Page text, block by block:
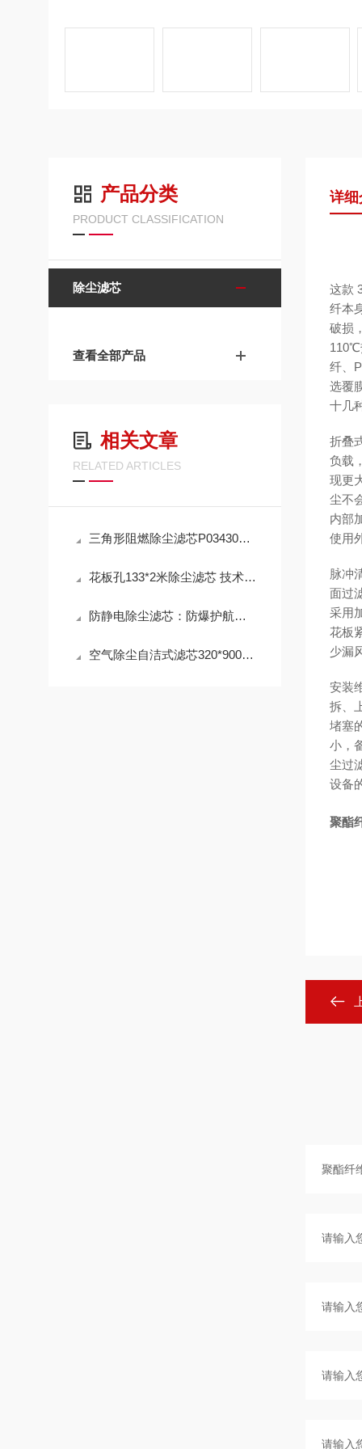
产品分类
PRODUCT CLASSIFICATION
除尘滤芯
查看全部产品
相关文章
RELATED ARTICLES
三角形阻燃除尘滤芯P034303 工作原理
花板孔133*2米除尘滤芯 技术参数
防静电除尘滤芯：防爆护航，高效除尘，守护高危工况安全
空气除尘自洁式滤芯320*900mm 性能
详细
这款
纤本
破损
110℃
纤、
选覆
十几
折叠
负载
现更
尘不
内部
使用
脉冲
面过
采用
花板
少漏
安装
拆、
堵塞
小，
尘过
设备
聚酯